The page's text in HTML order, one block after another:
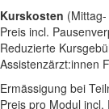
Kurskosten
Preis incl.
Reduzierte
Assistenzärzt:innen
Ermässigung bei
Preis pro Modul